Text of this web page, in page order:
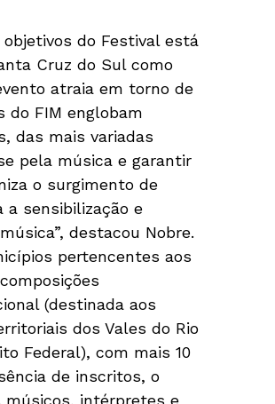
do Festival está
Cruz do Sul como
atraia em torno de
do FIM englobam
das mais variadas
pela música e garantir
o surgimento de
a sensibilização e
destacou Nobre.
pertencentes aos
(destinada aos
dos Vales do Rio
Federal), com mais 10
de inscritos, o
músicos, intérpretes e